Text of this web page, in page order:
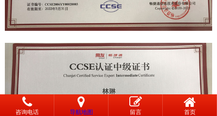
咨询电话 导航地图 留言 首页